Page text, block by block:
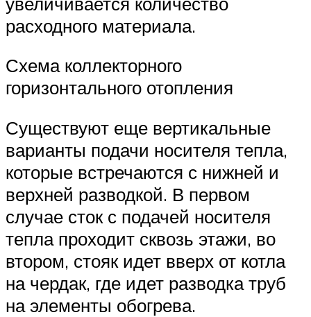
расходного материала.
Схема коллекторного
горизонтального отопления
Существуют еще вертикальные
варианты подачи носителя тепла,
которые встречаются с нижней и
верхней разводкой. В первом
случае сток с подачей носителя
тепла проходит сквозь этажи, во
втором, стояк идет вверх от котла
на чердак, где идет разводка труб
на элементы обогрева.